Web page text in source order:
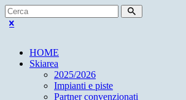
HOME
Skiarea
2025/2026
Impianti e piste
Partner convenzionati